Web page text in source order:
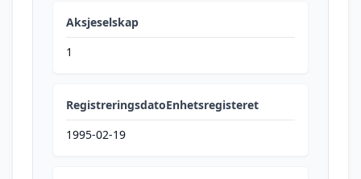
Aksjeselskap
1
RegistreringsdatoEnhetsregisteret
1995-02-19